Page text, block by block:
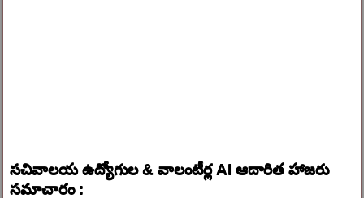
సచివాలయ ఉద్యోగుల & వాలంటీర్ల AI ఆదారిత హాజరు
సమాచారం :